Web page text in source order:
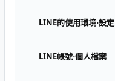
LINE的使用環境⋅設定
LINE帳號⋅個人檔案